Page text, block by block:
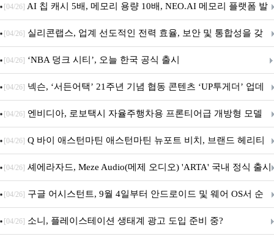
우스 세트 'KM580' 출시
[04/26] AI 칩 캐시 5배, 메모리 용량 10배, NEO.AI 메모리 플랫폼 발
표
[04/26] 실리콘랩스, 업계 선도적인 전력 효율, 보안 및 통합성을 갖
춘 초저전력 블루투스 LE SoC ‘BG2B’ 공개
[04/26] ‘NBA 덩크 시티’, 오늘 한국 공식 출시
[04/26] 넥슨, ‘서든어택’ 21주년 기념 협동 콘텐츠 ‘UP투게더’ 업데
이트
[04/26] 엔비디아, 로보택시 자율주행차용 프론티어급 개방형 모델
‘알파마요 2 슈퍼’ 상업적 이용 가능
[04/26] Q 바이 애스턴마틴 애스턴마틴 뉴포트 비치, 브랜드 헤리티
지 담은 ‘헤리티지 에디션 컬렉션’ 공개
[04/26] 셰에라자드, Meze Audio(메제 오디오) 'ARTA' 국내 정식 출시
[04/26] 구글 어시스턴트, 9월 4일부터 안드로이드 및 웨어 OS서 순
차 서비스 종료
[04/26] 소니, 플레이스테이션 생태계 광고 도입 준비 중?